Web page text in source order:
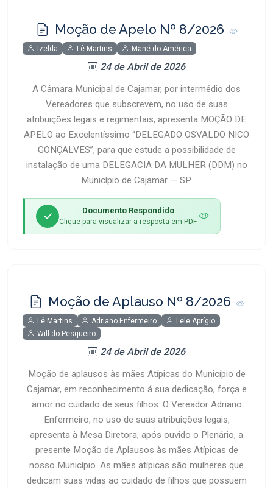
Moção de Apelo Nº 8/2026
Izelda Lê Martins Mané do América
24 de Abril de 2026
A Câmara Municipal de Cajamar, por intermédio dos
Vereadores que subscrevem, no uso de suas
atribuições legais e regimentais, apresenta MOÇÃO DE
APELO ao Excelentíssimo “DELEGADO OSVALDO NICO
GONÇALVES”, para que estude a possibilidade de
instalação de uma DELEGACIA DA MULHER (DDM) no
Município de Cajamar — SP.
Documento Respondido
Clique para visualizar a resposta em PDF
Moção de Aplauso Nº 8/2026
Lê Martins Adriano Enfermeiro
Lele Aprígio
Will do Pesqueiro
24 de Abril de 2026
Moção de aplausos às mães Atípicas do Município de
Cajamar, em reconhecimento á sua dedicação, força e
amor no cuidado de seus filhos. O Vereador Adriano
Enfermeiro, no uso de suas atribuições legais,
apresenta à Mesa Diretora, após ouvido o Plenário, a
presente Moção de Aplausos às mães Atípicas de
nosso Município. As mães atípicas são mulheres que
dedicam suas vidas ao cuidado de filhos que possuem